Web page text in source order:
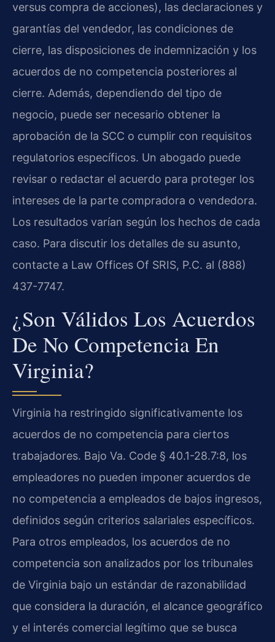
versus compra de acciones), las declaraciones y
garantías del vendedor, las condiciones de
cierre, las disposiciones de indemnización y los
acuerdos de no competencia posteriores al
cierre. Además, dependiendo del tipo de
negocio, puede ser necesario obtener la
aprobación de la SCC o cumplir con requisitos
regulatorios específicos. Un abogado puede
revisar o redactar el acuerdo para proteger los
intereses de la parte compradora o vendedora.
Los resultados varían según los hechos de cada
caso. Para discutir los detalles de su asunto,
contacte a Law Offices Of SRIS, P.C. al (888)
437-7747.
¿Son Válidos Los Acuerdos
De No Competencia En
Virginia?
Virginia ha restringido significativamente los
acuerdos de no competencia para ciertos
trabajadores. Bajo Va. Code § 40.1-28.7:8, los
empleadores no pueden imponer acuerdos de
no competencia a empleados de bajos ingresos,
definidos según criterios salariales específicos.
Para otros empleados, los acuerdos de no
competencia son analizados por los tribunales
de Virginia bajo un estándar de razonabilidad
que considera la duración, el alcance geográfico
y el interés comercial legítimo que se busca